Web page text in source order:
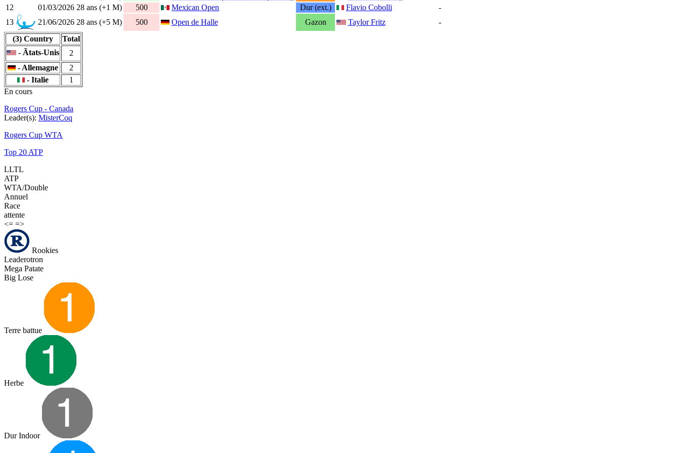
12
01/03/2026 28 ans (+1 M) 500 Mexican Open Dur (ext.) Flavio Cobolli
-
13
21/06/2026 28 ans (+5 M) 500 Open de Halle Gazon Taylor Fritz
-
(3) Country
Total
- Ãtats-Unis
2
- Allemagne
2
- Italie
1
En cours
Rogers Cup - Canada
Leader(s): MisterCoq
Rogers Cup WTA
Top 20 ATP
LLTL
ATP
WTA/Double
Annuel
Race
attente
<= =>
Rookies
Leaderotron
Mega Patate
Big Lose
Terre battue
Herbe
Dur Indoor